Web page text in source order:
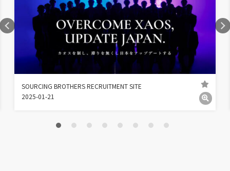
SOURCING BROTHERS RECRUITMENT SITE
2025-01-21